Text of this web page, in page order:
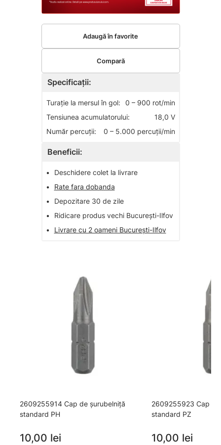
Specificații:
Turaţie la mersul în gol:
0 – 900 rot/min
Tensiunea acumulatorului:
18,0 V
Număr percuţii:
0 – 5.000 percuţii/min
Beneficii:
•
Deschidere colet la livrare
•
Rate fara dobanda
•
Depozitare 30 de zile
•
Ridicare produs vechi București-Ilfov
•
Livrare cu 2 oameni București-Ilfov
Adaugă în favorite
Compară
2609255914 Cap de şurubelniţă
standard PH
10,00 lei
2609255923 Cap
standard PZ
10,00 lei